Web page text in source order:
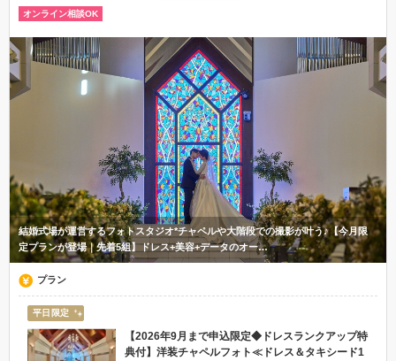
オンライン相談OK
結婚式場が運営するフォトスタジオ*チャペルや大階段での撮影が叶う♪【今月限
定プランが登場｜先着5組】ドレス+美容+データのオー…
プラン
平日限定
【2026年9月まで申込限定◆ドレスランクアップ特
典付】洋装チャペルフォト≪ドレス＆タキシード1